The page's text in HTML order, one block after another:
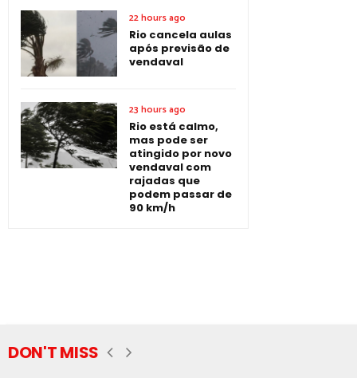
22 hours ago
Rio cancela aulas
após previsão de
vendaval
23 hours ago
Rio está calmo,
mas pode ser
atingido por novo
vendaval com
rajadas que
podem passar de
90 km/h
DON'T MISS